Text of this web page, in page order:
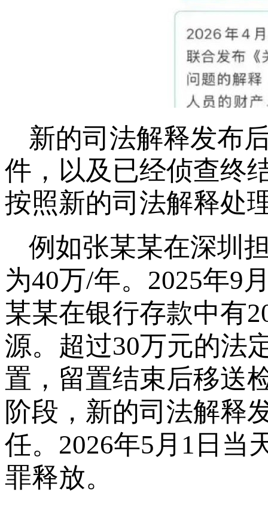
新的司法解释发布
件，以及已经侦查终
按照新的司法解释处
例如张某某在深圳
为40万/年。2025年9
某某在银行存款中有
源。超过30万元的法
置，留置结束后移送
阶段，新的司法解释
任。2026年5月1日当
罪释放。